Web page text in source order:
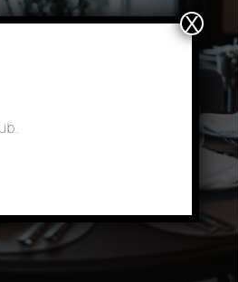
X
Catering
& unverbindlich